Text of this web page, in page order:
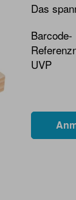
Das
Barcode-
UVP